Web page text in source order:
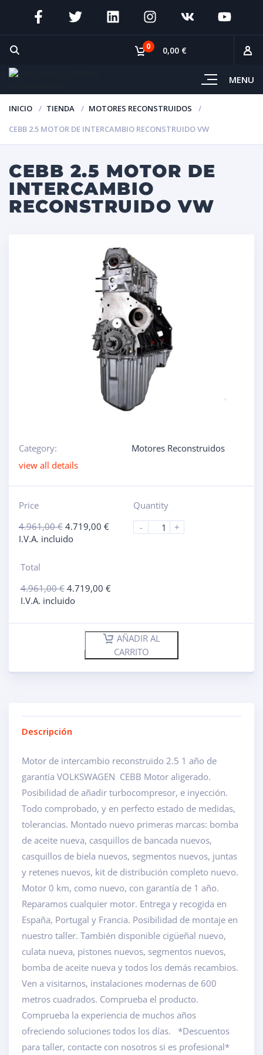
MENU
0 0,00 €
INICIO TIENDA
MOTORES RECONSTRUIDOS
CEBB 2.5 MOTOR DE INTERCAMBIO RECONSTRUIDO VW
CEBB 2.5 MOTOR DE
INTERCAMBIO
RECONSTRUIDO VW
Category:
Motores Reconstruidos
view all details
Price
4.961,00€ 4.719,00 €
I.V.A. incluido
Quantity
-
+
Total
4.961,00€ 4.719,00 €
I.V.A. incluido
AÑADIR AL
CARRITO
Descripción
Motor de intercambio reconstruido 2.5 1 año de
garantía VOLKSWAGEN CEBB Motor aligerado.
Posibilidad de añadir turbocompresor, e inyección.
Todo comprobado, y en perfecto estado de medidas,
tolerancias. Montado nuevo primeras marcas: bomba
de aceite nueva, casquillos de bancada nuevos,
casquillos de biela nuevos, segmentos nuevos, juntas
y retenes nuevos, kit de distribución completo nuevo.
Motor 0 km, como nuevo, con garantía de 1 año.
Reparamos cualquier motor. Entrega y recogida en
España, Portugal y Francia. Posibilidad de montaje en
nuestro taller. También disponible cigüeñal nuevo,
culata nueva, pistones nuevos, segmentos nuevos,
bomba de aceite nueva y todos los demás recambios.
Ven a visitarnos, instalaciones modernas de 600
metros cuadrados. Comprueba el producto.
Comprueba la experiencia de muchos años
ofreciendo soluciones todos los días. *Descuentos
para taller, contacte con nosotros si es profesional*